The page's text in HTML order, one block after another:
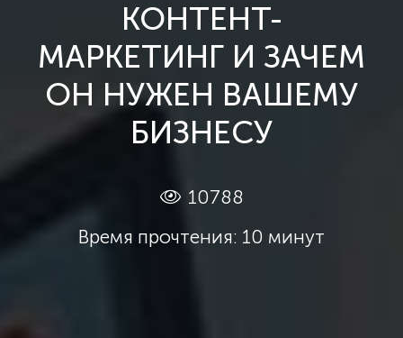
КОНТЕНТ-
МАРКЕТИНГ И ЗАЧЕМ
ОН НУЖЕН ВАШЕМУ
БИЗНЕСУ
10788
Время прочтения: 10 минут